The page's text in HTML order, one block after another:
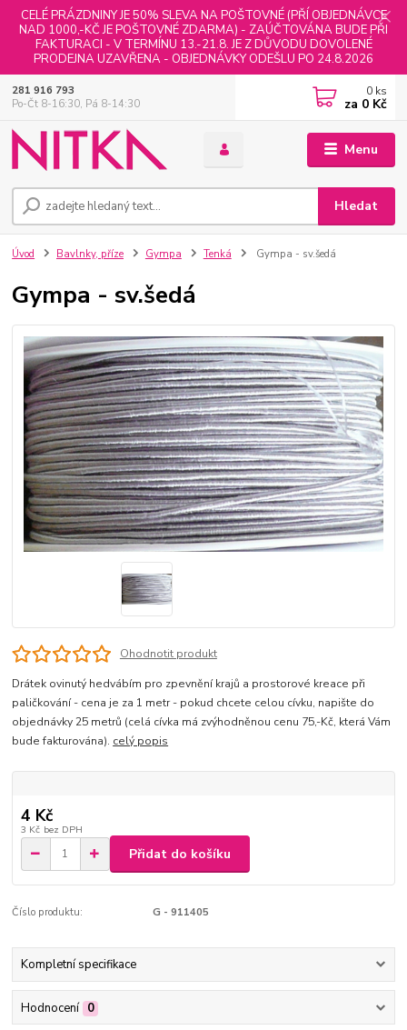
CELÉ PRÁZDNINY JE 50% SLEVA NA POŠTOVNÉ (PŘÍ OBJEDNÁVCE
NAD 1000,-KČ JE POŠTOVNÉ ZDARMA) - ZAÚČTOVÁNA BUDE PŘI
FAKTURACI - V TERMÍNU 13.-21.8. JE Z DŮVODU DOVOLENÉ
PRODEJNA UZAVŘENA - OBJEDNÁVKY ODEŠLU PO 24.8.2026
Menu
Hledat
281 916 793
Po-Čt 8-16:30, Pá 8-14:30
0 ks
za 0 Kč
Úvod Bavlnky, příze Gympa Tenká Gympa - sv.šedá
Gympa - sv.šedá
Ohodnotit produkt
Drátek ovinutý hedvábím pro zpevnění krajů a prostorové kreace při
paličkování - cena je za 1 metr - pokud chcete celou cívku, napište do
objednávky 25 metrů (celá cívka má zvýhodněnou cenu 75,-Kč, která Vám
bude fakturována). celý popis
4 Kč
3 Kč bez DPH
Přidat do košíku
Číslo produktu: G - 911405
Kompletní specifikace
Hodnocení 0